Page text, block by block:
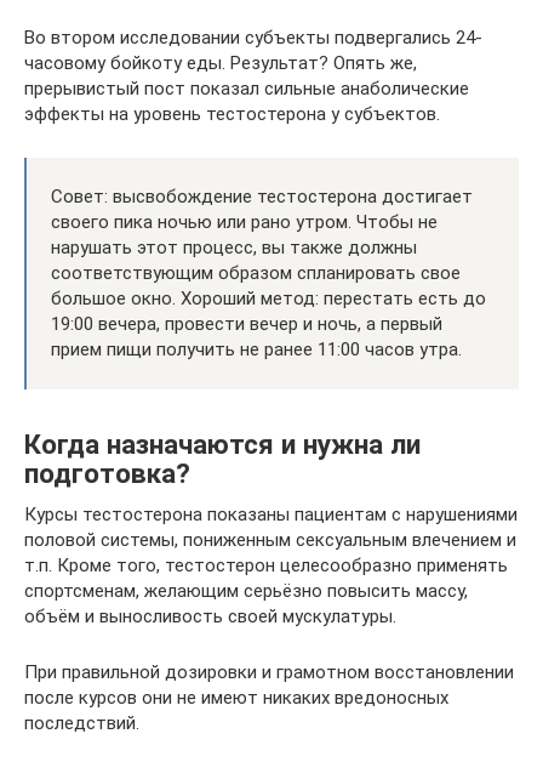
Во втором исследовании субъекты подвергались 24-
часовому бойкоту еды. Результат? Опять же,
прерывистый пост показал сильные анаболические
эффекты на уровень тестостерона у субъектов.
Совет: высвобождение тестостерона достигает
своего пика ночью или рано утром. Чтобы не
нарушать этот процесс, вы также должны
соответствующим образом спланировать свое
большое окно. Хороший метод: перестать есть до
19:00 вечера, провести вечер и ночь, а первый
прием пищи получить не ранее 11:00 часов утра.
Когда назначаются и нужна ли
подготовка?
Курсы тестостерона показаны пациентам с нарушениями
половой системы, пониженным сексуальным влечением и
т.п. Кроме того, тестостерон целесообразно применять
спортсменам, желающим серьёзно повысить массу,
объём и выносливость своей мускулатуры.
При правильной дозировки и грамотном восстановлении
после курсов они не имеют никаких вредоносных
последствий.